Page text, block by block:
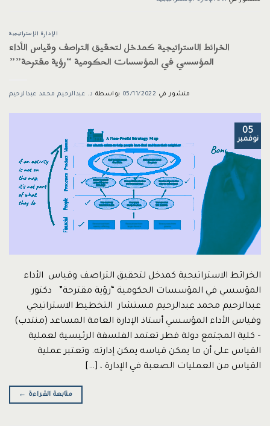
الإدارة الإستراتيجية
الخرائط الاستراتيجية كمدخل لتحقيق التراصف وقياس الأداء
المؤسسي في المؤسسات الحكومية “رؤية مقترحة””
منشور في 05/11/2022 بواسطة د. عبدالرحيم محمد عبدالرحيم
05
نوفمبر
الخرائط الاستراتيجية كمدخل لتحقيق التراصف وقياس الأداء
المؤسسي في المؤسسات الحكومية “رؤية مقترحة” دكتور
عبدالرحيم محمد عبدالرحيم مستشار التخطيط الاستراتيجي
وقياس الأداء المؤسسي أستاذ الإدارة العامة المساعد (منتدب)
– كلية المجتمع دولة قطر تعتمد الفلسفة الرئيسية لعملية
القياس على أن ما يمكن قياسه يمكن إدارته. وتعتبر عملية
القياس من العمليات الصعبة في الإدارة ، […]
متابعة القراءة ←